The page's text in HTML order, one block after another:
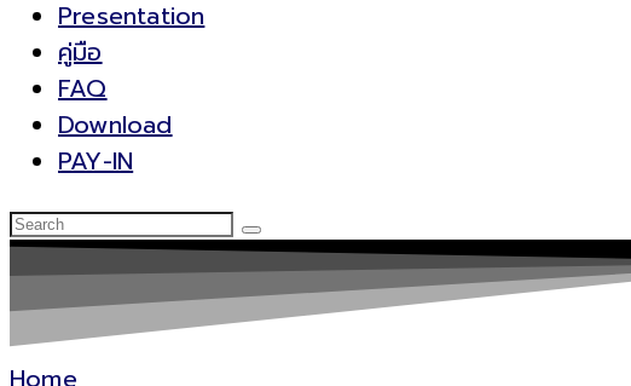
Presentation
คู่มือ
FAQ
Download
PAY-IN
Home